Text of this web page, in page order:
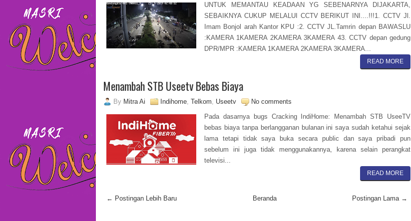
UNTUK MEMANTAU KEADAAN YG SEBENARNYA DIJAKARTA,
SEBAIKNYA CUKUP MELALUI CCTV BERIKUT INI....!!!1. CCTV Jl.
Imam Bonjol arah Kantor KPU :2. CCTV JL.Tamrin depan BAWASLU
:KAMERA 1KAMERA 2KAMERA 3KAMERA 43. CCTV depan gedung
DPR/MPR :KAMERA 1KAMERA 2KAMERA 3KAMERA...
READ MORE
Menambah STB Useetv Bebas Biaya
By Mitra Ai Indihome Telkom Useetv
No comments
Pada dasarnya bugs Cracking IndiHome: Menambah STB UseeTV
bebas biaya tanpa berlangganan bulanan ini saya sudah ketahui sejak
lama tetapi tidak saya buka secara public dan saya pribadi pun
sebelum ini juga tidak menggunakannya, karena selain perangkat
televisi...
READ MORE
← Postingan Lebih Baru Postingan Lama →
Beranda